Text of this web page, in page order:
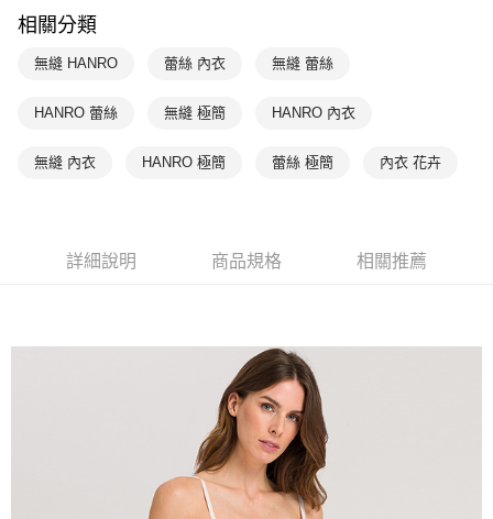
付款後7-11取貨
每筆NT$90，滿NT$1,000(含以上)免運費
相關分類
無縫 HANRO 蕾絲 內衣 無縫 蕾絲
HANRO 蕾絲 無縫 極簡 HANRO 內衣
無縫 內衣 HANRO 極簡 蕾絲 極簡 內衣 花卉
詳細說明 商品規格 相關推薦